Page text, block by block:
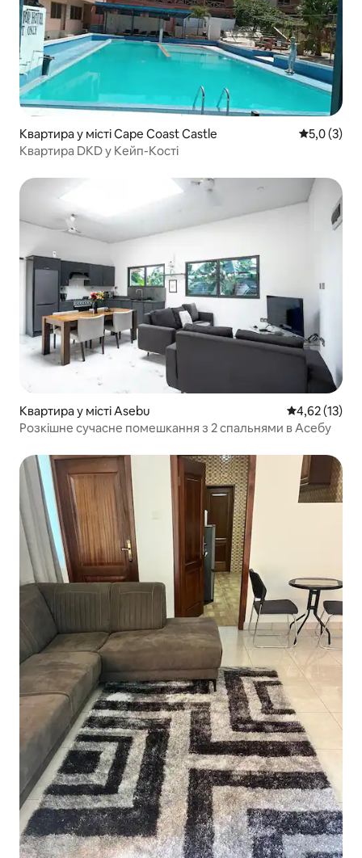
Квартира у місті Cape Coast Castle Середня
5,0 (3)
Квартира DKD у Кейп-Кості
Квартира у місті Asebu Середня
4,62 (13)
Розкішне сучасне помешкання з 2 спальнями в Асебу